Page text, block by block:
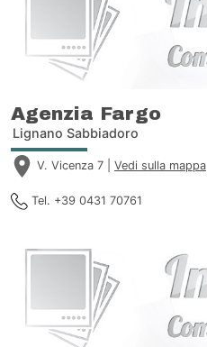
Agenzia Fargo
Lignano Sabbiadoro
V. Vicenza 7 | Vedi sulla mappa
Tel. +39 0431 70761